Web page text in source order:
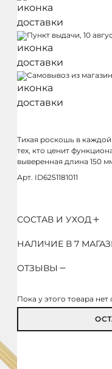
Пункт выдачи, 10
Самовывоз из
Тихая роскошь в каждой
тех, кто ценит
выверенная длина 150
Арт. ID6251181011
СОСТАВ И УХОД
НАЛИЧИЕ В 7
ОТЗЫВЫ
Пока у этого товара нет